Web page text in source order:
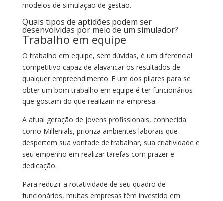
modelos de simulação de gestão.
Quais tipos de aptidões podem ser
desenvolvidas por meio de um simulador?
Trabalho em equipe
O trabalho em equipe, sem dúvidas, é um diferencial
competitivo capaz de alavancar os resultados de
qualquer empreendimento. E um dos pilares para se
obter um bom trabalho em equipe é ter funcionários
que gostam do que realizam na empresa.
A atual geração de jovens profissionais, conhecida
como Millenials, prioriza ambientes laborais que
despertem sua vontade de trabalhar, sua criatividade e
seu empenho em realizar tarefas com prazer e
dedicação.
Para reduzir a rotatividade de seu quadro de
funcionários, muitas empresas têm investido em